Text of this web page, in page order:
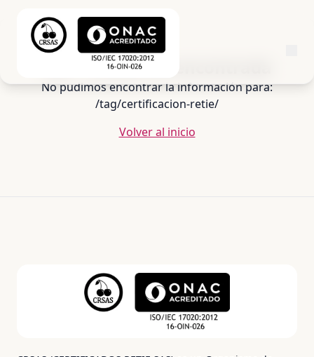
404 - Ciudad no encontrada
No pudimos encontrar la información para:
/tag/certificacion-retie/
Volver al inicio